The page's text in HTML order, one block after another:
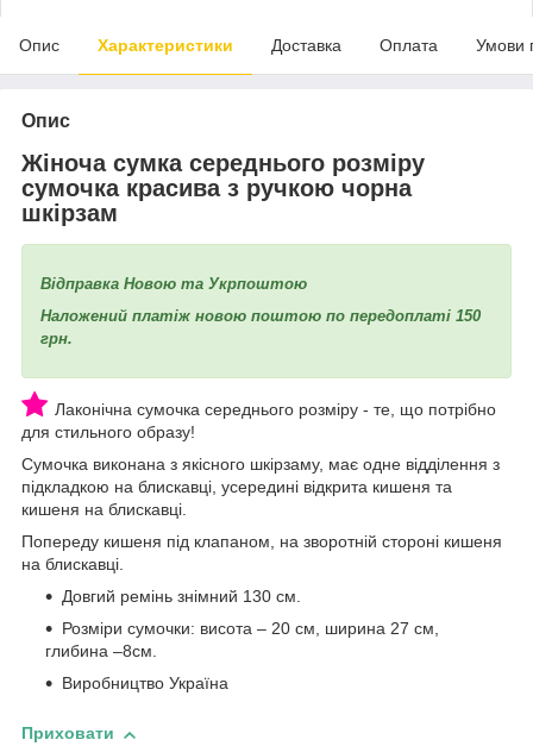
Опис Характеристики Доставка Оплата Умови
Опис
Жіноча сумка середнього розміру
сумочка красива з ручкою чорна
шкірзам
Відправка Новою та Укрпоштою
Наложений платіж новою поштою по передоплаті 150
грн.
Лаконічна сумочка середнього розміру - те, що потрібно
для стильного образу!
Сумочка виконана з якісного шкірзаму, має одне відділення з
підкладкою на блискавці, усередині відкрита кишеня та
кишеня на блискавці.
Попереду кишеня під клапаном, на зворотній стороні кишеня
на блискавці.
Довгий ремінь знімний 130 см.
Розміри сумочки: висота – 20 см, ширина 27 см,
глибина –8см.
Виробництво Україна
Приховати